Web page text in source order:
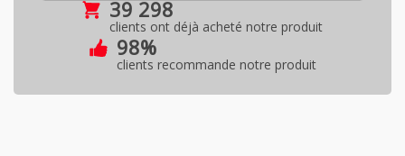
39 298
clients ont déjà acheté notre produit
98%
clients recommande notre produit